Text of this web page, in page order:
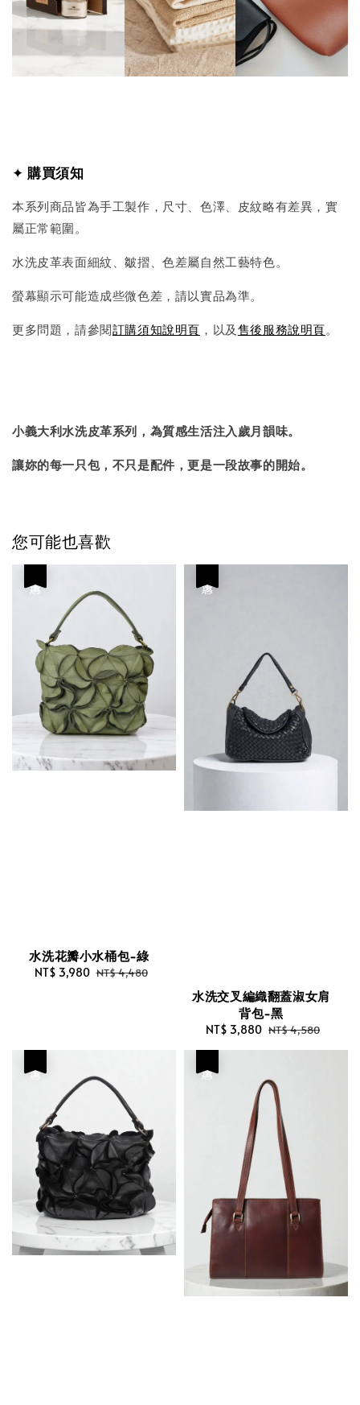
✦ 購買須知
本系列商品皆為手工製作，尺寸、色澤、皮紋略有差異，實
屬正常範圍。
水洗皮革表面細紋、皺摺、色差屬自然工藝特色。
螢幕顯示可能造成些微色差，請以實品為準。
更多問題，請參閱訂購須知說明頁 ，以及售後服務說明頁。
小義大利水洗皮革系列，為質感生活注入歲月韻味。
讓妳的每一只包，不只是配件，更是一段故事的開始。
您可能也喜歡
水洗花瓣小水桶包-綠
Sale
NT$ 3,980 Regular
NT$ 4,480
水洗交叉編織翻蓋淑女肩
背包-黑
Sale
price
NT$ 3,880 Regular
price
NT$ 4,580